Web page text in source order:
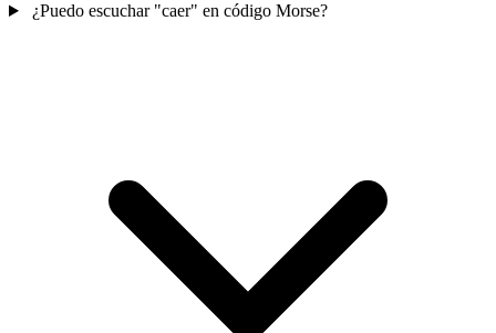
¿Puedo escuchar "caer" en código Morse?